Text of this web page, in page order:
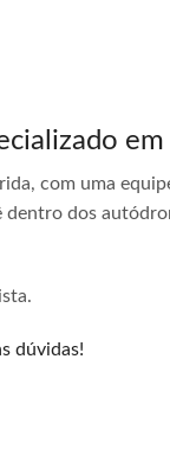
com uma
dentro dos
dúvidas!